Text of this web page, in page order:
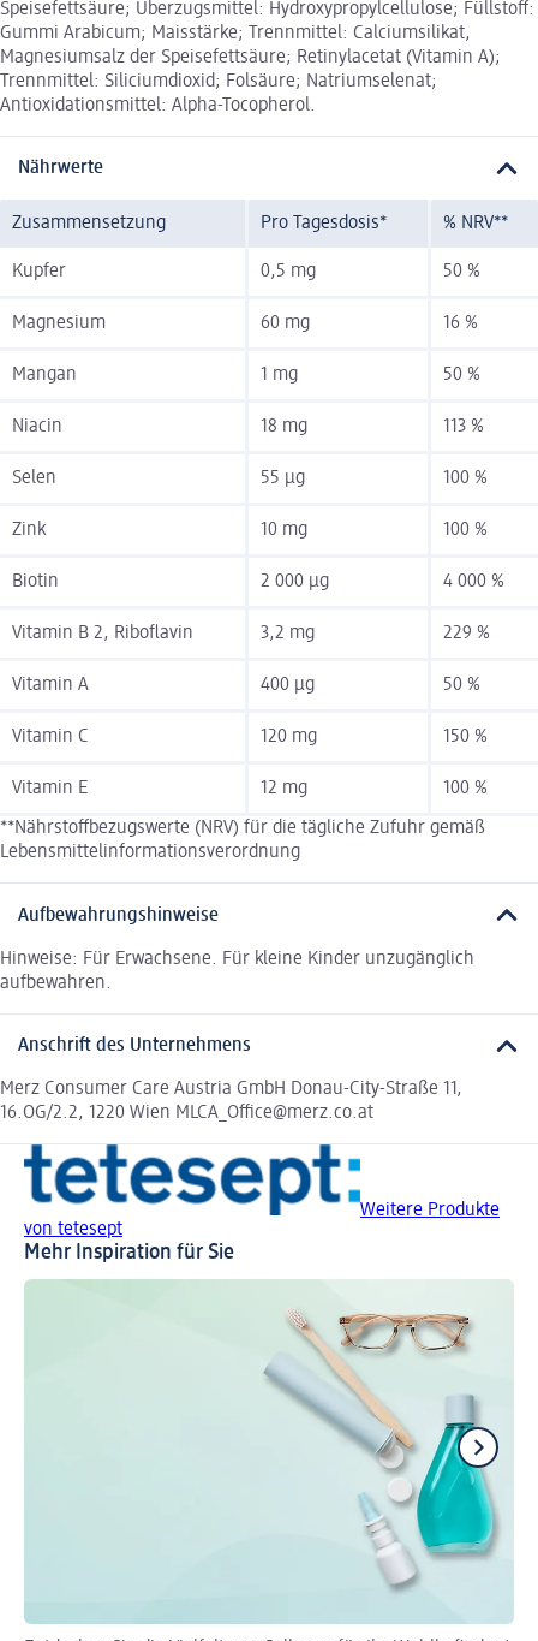
Speisefettsäure; Überzugsmittel: Hydroxypropylcellulose; Füllstoff:
Gummi Arabicum; Maisstärke; Trennmittel: Calciumsilikat,
Magnesiumsalz der Speisefettsäure; Retinylacetat (Vitamin A);
Trennmittel: Siliciumdioxid; Folsäure; Natriumselenat;
Antioxidationsmittel: Alpha-Tocopherol.
Nährwerte
Zusammensetzung Pro Tagesdosis* % NRV**
Kupfer 0,5 mg 50 %
Magnesium 60 mg 16 %
Mangan 1 mg 50 %
Niacin 18 mg 113 %
Selen 55 µg 100 %
Zink 10 mg 100 %
Biotin 2 000 µg 4 000 %
Vitamin B 2, Riboflavin 3,2 mg 229 %
Vitamin A 400 µg 50 %
Vitamin C 120 mg 150 %
Vitamin E 12 mg 100 %
**Nährstoffbezugswerte (NRV) für die tägliche Zufuhr gemäß
Lebensmittelinformationsverordnung
Aufbewahrungshinweise
Hinweise: Für Erwachsene. Für kleine Kinder unzugänglich
aufbewahren.
Anschrift des Unternehmens
Merz Consumer Care Austria GmbH Donau-City-Straße 11,
16.OG/2.2, 1220 Wien MLCA_Office@merz.co.at
Weitere Produkte
von tetesept
Mehr Inspiration für Sie